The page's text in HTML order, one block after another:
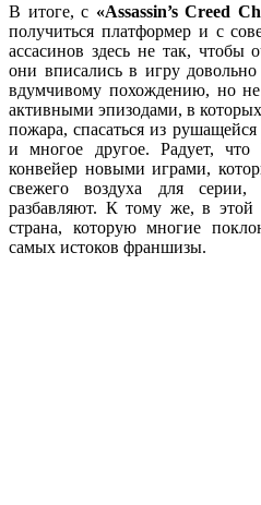
В итоге, с «Assassin’s Creed
получиться платформер и с
ассасинов здесь не так, чтобы
они вписались в игру
вдумчивому похождению, но не
активными эпизодами, в
пожара, спасаться из рушащейся
и многое другое. Радует, что
конвейер новыми играми,
свежего воздуха для
разбавляют. К тому же, в этой
страна, которую многие
самых истоков франшизы.